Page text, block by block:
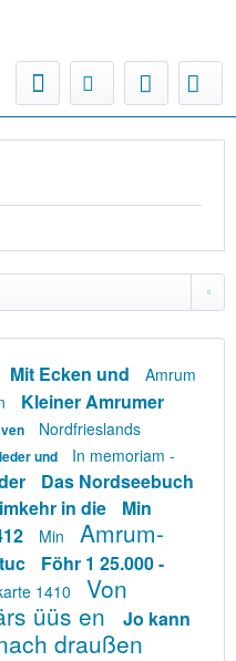
Mit Ecken und
Amrum
Kleiner Amrumer
Nordfrieslands
und
In memoriam -
Das Nordseebuch
in die Min
Min
Amrum-
Föhr 1 25.000 -
1410
Von
üüs en
Jo kann
draußen